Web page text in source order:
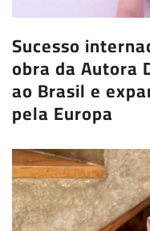
Sucesso
obra da Autora
ao Brasil e
pela Europa